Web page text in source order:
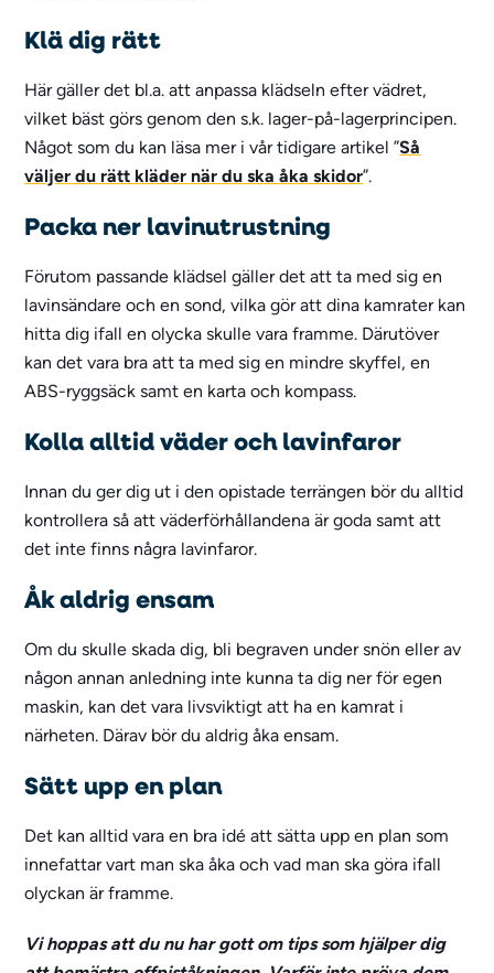
Klä dig rätt
Här gäller det bl.a. att anpassa klädseln efter vädret,
vilket bäst görs genom den s.k. lager-på-lagerprincipen.
Något som du kan läsa mer i vår tidigare artikel ”Så
väljer du rätt kläder när du ska åka skidor”.
Packa ner lavinutrustning
Förutom passande klädsel gäller det att ta med sig en
lavinsändare och en sond, vilka gör att dina kamrater kan
hitta dig ifall en olycka skulle vara framme. Därutöver
kan det vara bra att ta med sig en mindre skyffel, en
ABS-ryggsäck samt en karta och kompass.
Kolla alltid väder och lavinfaror
Innan du ger dig ut i den opistade terrängen bör du alltid
kontrollera så att väderförhållandena är goda samt att
det inte finns några lavinfaror.
Åk aldrig ensam
Om du skulle skada dig, bli begraven under snön eller av
någon annan anledning inte kunna ta dig ner för egen
maskin, kan det vara livsviktigt att ha en kamrat i
närheten. Därav bör du aldrig åka ensam.
Sätt upp en plan
Det kan alltid vara en bra idé att sätta upp en plan som
innefattar vart man ska åka och vad man ska göra ifall
olyckan är framme.
Vi hoppas att du nu har gott om tips som hjälper dig